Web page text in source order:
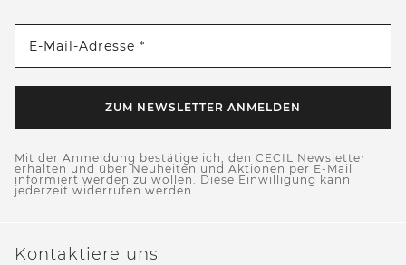
E-Mail-Adresse *
ZUM NEWSLETTER ANMELDEN
Mit der Anmeldung bestätige ich, den CECIL Newsletter
erhalten und über Neuheiten und Aktionen per E-Mail
informiert werden zu wollen. Diese Einwilligung kann
jederzeit widerrufen werden.
Kontaktiere uns